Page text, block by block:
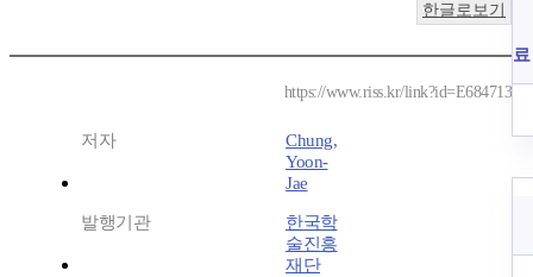
한글로보기
https://www.riss.kr/link?id=E684713
저자
Chung,
Yoon-
Jae
발행기관
한국학
술진흥
재단
료